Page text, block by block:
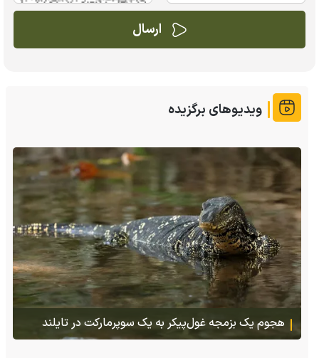
ویدیوهای برگزیده
پس از ۷۰ سال؛ ببرها دوباره به سرزمین گمشده‌شان در
قزاقستان بازگشتند